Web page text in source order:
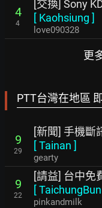
4
4
[交換] Sony
[ Kaohsiung ]
love090328
更
PTT台灣在地區
9
29
[新聞] 手機
[Tainan ]
gearty
9
22
[請益] 台中免
[TaichungBun
pinkandmilk